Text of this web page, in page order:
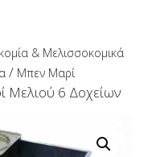
& Μελισσοκομικά
/ Μπεν Μαρί
Μελιού 6 Δοχείων